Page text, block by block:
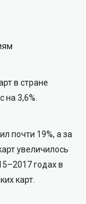
в стране
на 3,6%.
почти 19%, а за
увеличилось
годах в
карт.